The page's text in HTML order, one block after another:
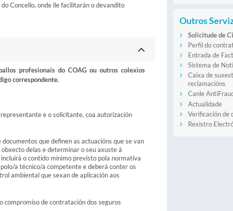
Concello, onde lle facilitarán o devandito
profesionais do COAG ou outros colexios
correspondente.
e o solicitante, coa autorización
que definen as actuacións que se van
delas e determinar o seu axuste á
o contido mínimo previsto pola normativa
a técnico/a competente e deberá conter os
ambiental que sexan de aplicación aos
compromiso de contratación dos seguros
Outros
Solicitude de
Perfil do
Entrada de
Sistema de
Caixa de
reclamacións
Canle
Actualidade
Verificación de
Rexistro